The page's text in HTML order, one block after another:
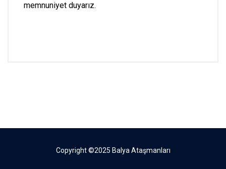
memnuniyet duyarız.
Copyright ©2025 Balya Ataşmanları